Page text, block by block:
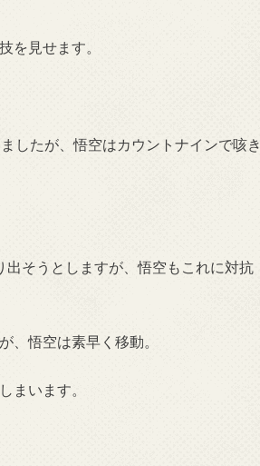
を見せます。
したが、悟空はカウントナインで咳き
そうとしますが、悟空もこれに対抗
、悟空は素早く移動。
まいます。